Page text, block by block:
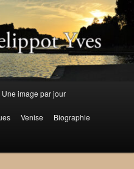
Une image par jour
Venise Biographie